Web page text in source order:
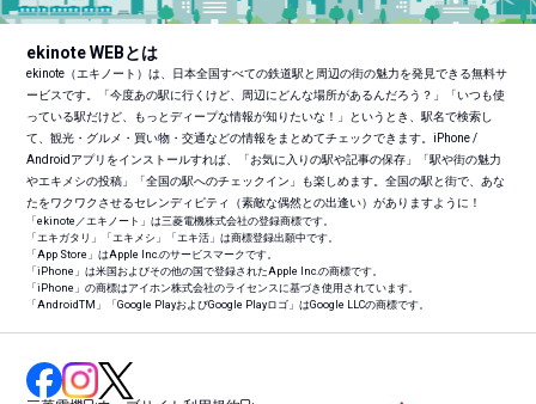
ekinote WEBとは
ekinote（エキノート）は、日本全国すべての鉄道駅と周辺の街の魅力を発見できる無料サ
ービスです。「今度あの駅に行くけど、周辺にどんな場所があるんだろう？」「いつも使
っている駅だけど、もっとディープな情報が知りたいな！」というとき、駅名で検索し
て、観光・グルメ・買い物・交通などの情報をまとめてチェックできます。iPhone /
Androidアプリをインストールすれば、「お気に入りの駅や記事の保存」「駅や街の魅力
やエキメシの投稿」「全国の駅へのチェックイン」も楽しめます。全国の駅と街で、あな
たをワクワクさせるセレンディピティ（素敵な偶然との出逢い）がありますように！
「ekinote／エキノート」は三菱電機株式会社の登録商標です。
「エキガタリ」「エキメシ」「エキ活」は商標登録出願中です。
「App Store」はApple Inc.のサービスマークです。
「iPhone」は米国およびその他の国で登録されたApple Inc.の商標です。
「iPhone」の商標はアイホン株式会社のライセンスに基づき使用されています。
「AndroidTM 」「Google PlayおよびGoogle Playロゴ」はGoogle LLCの商標です。